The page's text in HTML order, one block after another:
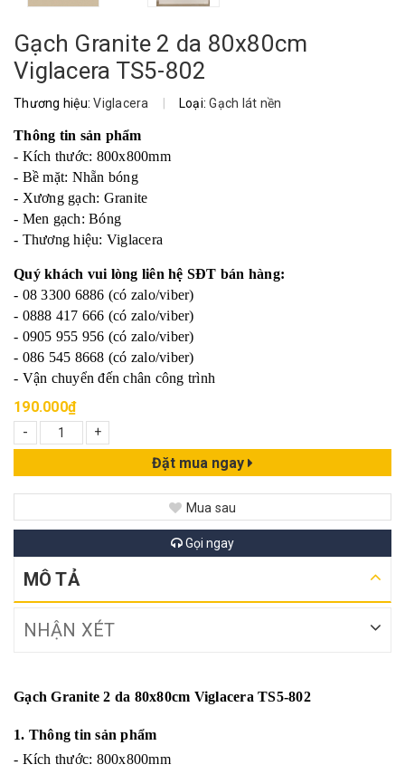
Gạch Granite 2 da 80x80cm
Viglacera TS5-802
Thương hiệu:Viglacera | Loại:Gạch lát nền
Thông tin sản phẩm
- Kích thước: 800x800mm
- Bề mặt: Nhẵn bóng
- Xương gạch: Granite
- Men gạch: Bóng
- Thương hiệu: Viglacera
Quý khách vui lòng liên hệ SĐT bán hàng:
- 08 3300 6886 (có zalo/viber)
- 0888 417 666 (có zalo/viber)
- 0905 955 956 (có zalo/viber)
- 086 545 8668 (có zalo/viber)
- Vận chuyển đến chân công trình
190.000₫
-
+
Đặt mua ngay
Mua sau
Gọi ngay
MÔ TẢ
NHẬN XÉT
Gạch Granite 2 da 80x80cm Viglacera TS5-802
1. Thông tin sản phẩm
- Kích thước: 800x800mm